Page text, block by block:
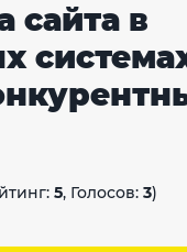
сайта в
5, Голосов: 3)